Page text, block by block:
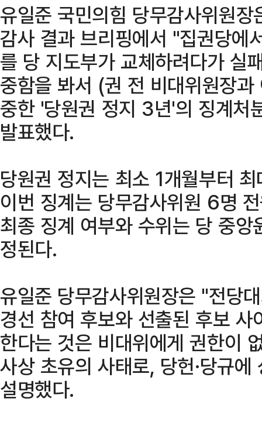
유일준 국민의힘 당무감사위원
감사 결과 브리핑에서 "집권당에
를 당 지도부가 교체하려다가 실
중함을 봐서 (권 전 비대위원장
중한 '당원권 정지 3년'의 징계처
발표했다.
당원권 정지는 최소 1개월부터
이번 징계는 당무감사위원 6명
최종 징계 여부와 수위는 당 중
정된다.
유일준 당무감사위원장은 "전당
경선 참여 후보와 선출된 후보
한다는 것은 비대위에게 권한이
사상 초유의 사태로, 당헌·당규
설명했다.